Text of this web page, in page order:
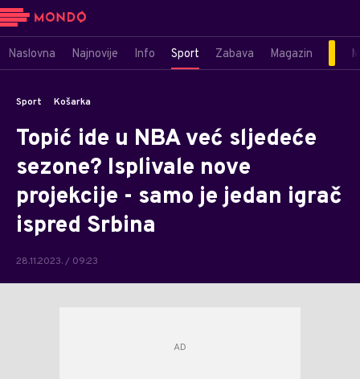
Naslovna Najnovije Info Sport Zabava Magazin
Sport Košarka
Topić ide u NBA već sljedeće
sezone? Isplivale nove
projekcije - samo je jedan igrač
ispred Srbina
28.11.2023. / 09:23